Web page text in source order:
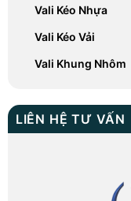
Vali Kéo Nhựa
Vali Kéo Vải
Vali Khung Nhôm
LIÊN HỆ TƯ VẤN